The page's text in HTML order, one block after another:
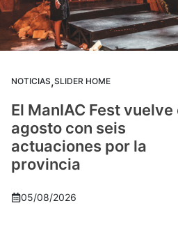
NOTICIAS,SLIDER HOME
El ManIAC Fest vuelve
agosto con seis
actuaciones por la
provincia
05/08/2026